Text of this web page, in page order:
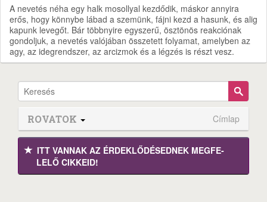
A nevetés néha egy halk mosollyal kezdődik, máskor annyira
erős, hogy könnybe lábad a szemünk, fájni kezd a hasunk, és alig
kapunk levegőt. Bár többnyire egyszerű, ösztönös reakciónak
gondoljuk, a nevetés valójában összetett folyamat, amelyben az
agy, az idegrendszer, az arcizmok és a légzés is részt vesz.
ROVATOK Címlap
ITT VANNAK AZ ÉRDEK­LŐDÉ­SEDNEK MEGFE­
LELŐ CIKKEID!